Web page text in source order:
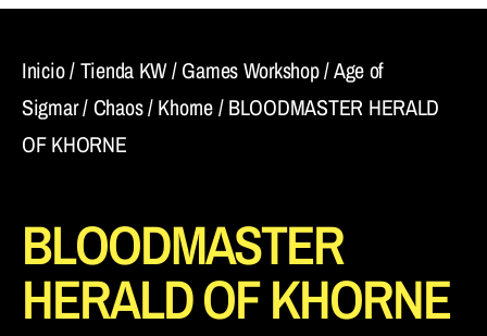
Inicio/Tienda KW/Games Workshop/Age of
Sigmar/Chaos/Khorne/ BLOODMASTER HERALD
OF KHORNE
BLOODMASTER
HERALD OF KHORNE